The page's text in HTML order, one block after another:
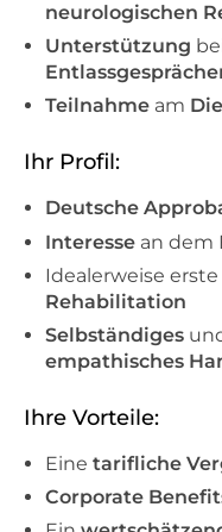
neurologischen
Unterstützung
Teilnahme am
Ihr Profil:
Deutsche
Interesse an dem
Idealerweise erste
Rehabilitation
Selbständiges
empathisches
Ihre Vorteile:
Eine tarifliche
Corporate